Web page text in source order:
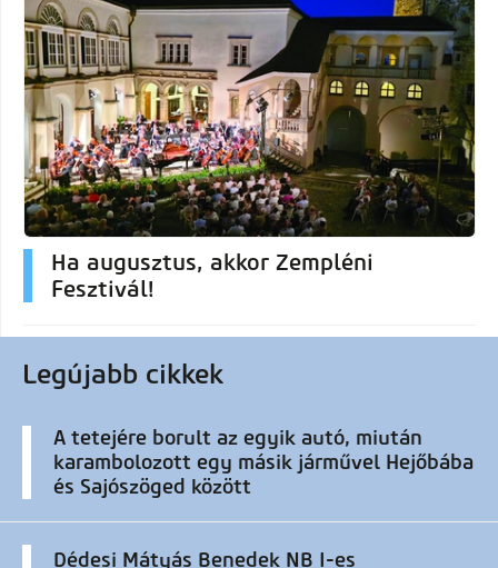
Ha augusztus, akkor Zempléni
Fesztivál!
Legújabb cikkek
A tetejére borult az egyik autó, miután
karambolozott egy másik járművel Hejőbába
és Sajószöged között
Dédesi Mátyás Benedek NB I-es